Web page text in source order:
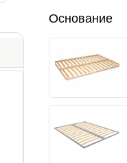
Основание